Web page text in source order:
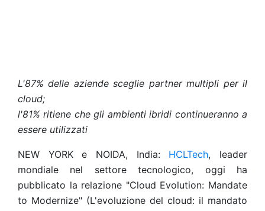
L'87% delle aziende sceglie partner multipli per il
cloud;
l'81% ritiene che gli ambienti ibridi continueranno a
essere utilizzati
NEW YORK e NOIDA, India: HCLTech, leader
mondiale nel settore tecnologico, oggi ha
pubblicato la relazione "Cloud Evolution: Mandate
to Modernize" (L'evoluzione del cloud: il mandato